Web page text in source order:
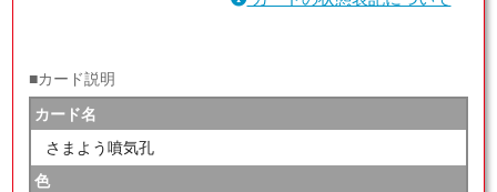
■カード説明
カード名
さまよう噴気孔
色